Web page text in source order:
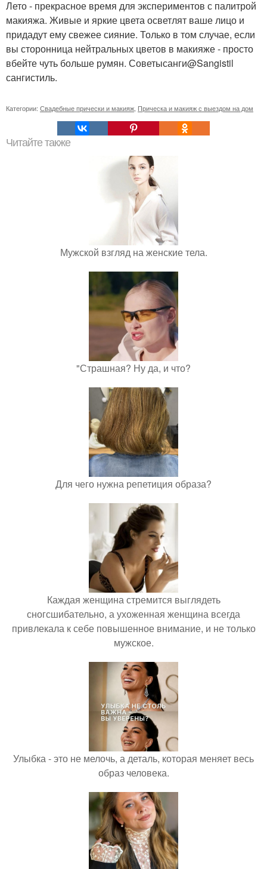
Лето - прекрасное время для экспериментов с палитрой
макияжа. Живые и яркие цвета осветлят ваше лицо и
придадут ему свежее сияние. Только в том случае, если
вы сторонница нейтральных цветов в макияже - просто
вбейте чуть больше румян. Советысанги@Sangistil
сангистиль.
Категории: Свадебные прически и макияж Прическа и макияж с выездом на дом
Читайте также
Мужской взгляд на женские тела.
"Страшная? Ну да, и что?
Для чего нужна репетиция образа?
Каждая женщина стремится выглядеть
сногсшибательно, а ухоженная женщина всегда
привлекала к себе повышенное внимание, и не только
мужское.
Улыбка - это не мелочь, а деталь, которая меняет весь
образ человека.